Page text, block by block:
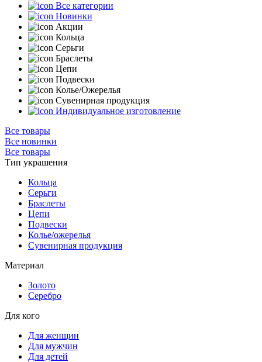
Все категории
Новинки
Акции
Кольца
Серьги
Браслеты
Цепи
Подвески
Колье/Ожерелья
Сувенирная продукция
Индивидуальное изготовление
Все товары
Все новинки
Все товары
Тип украшения
Кольца
Серьги
Браслеты
Цепи
Подвески
Колье/ожерелья
Сувенирная продукция
Материал
Золото
Серебро
Для кого
Для женщин
Для мужчин
Для детей